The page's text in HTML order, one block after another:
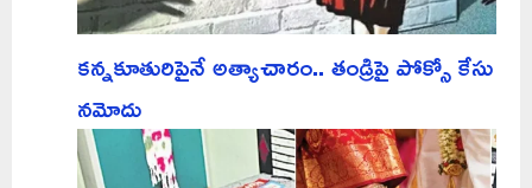
కన్నకూతురిపైనే అత్యాచారం.. తండ్రిపై పోక్సో కేసు
నమోదు